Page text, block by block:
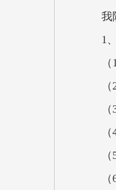
我
1